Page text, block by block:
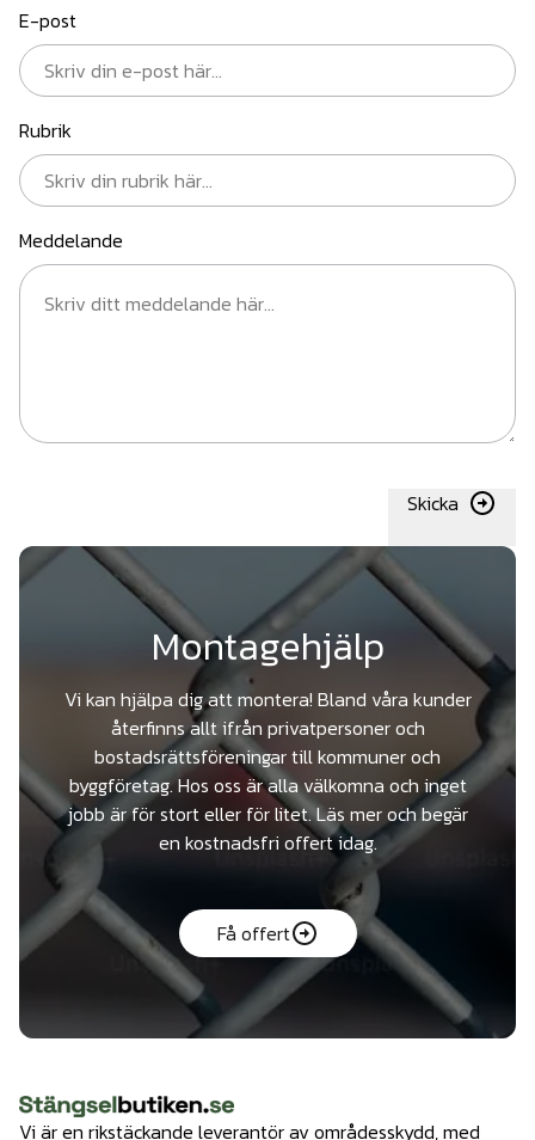
E-post
Rubrik
Meddelande
Skicka
Montagehjälp
Vi kan hjälpa dig att montera! Bland våra kunder
återfinns allt ifrån privatpersoner och
bostadsrättsföreningar till kommuner och
byggföretag. Hos oss är alla välkomna och inget
jobb är för stort eller för litet. Läs mer och begär
en kostnadsfri offert idag.
Få offert
Vi är en rikstäckande leverantör av områdesskydd, med